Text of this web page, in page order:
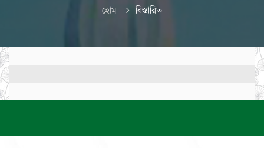
হোম বিস্তারিত